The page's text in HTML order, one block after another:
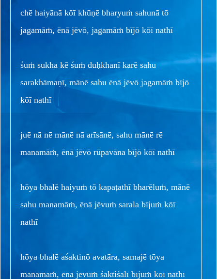
chē haiyānā kōī khūṇē bharyuṁ sahunā tō
jagamāṁ, ēnā jēvō, jagamāṁ bījō kōī nathī
śuṁ sukha kē śuṁ duḥkhanī karē sahu
sarakhāmaṇī, mānē sahu ēnā jēvō jagamāṁ bījō
kōī nathī
juē nā nē mānē nā arīsānē, sahu mānē rē
manamāṁ, ēnā jēvō rūpavāna bījō kōī nathī
hōya bhalē haiyuṁ tō kapaṭathī bharēluṁ, mānē
sahu manamāṁ, ēnā jēvuṁ sarala bījuṁ kōī
nathī
hōya bhalē aśaktinō avatāra, samajē tōya
manamāṁ, ēnā jēvuṁ śaktiśālī bījuṁ kōī nathī